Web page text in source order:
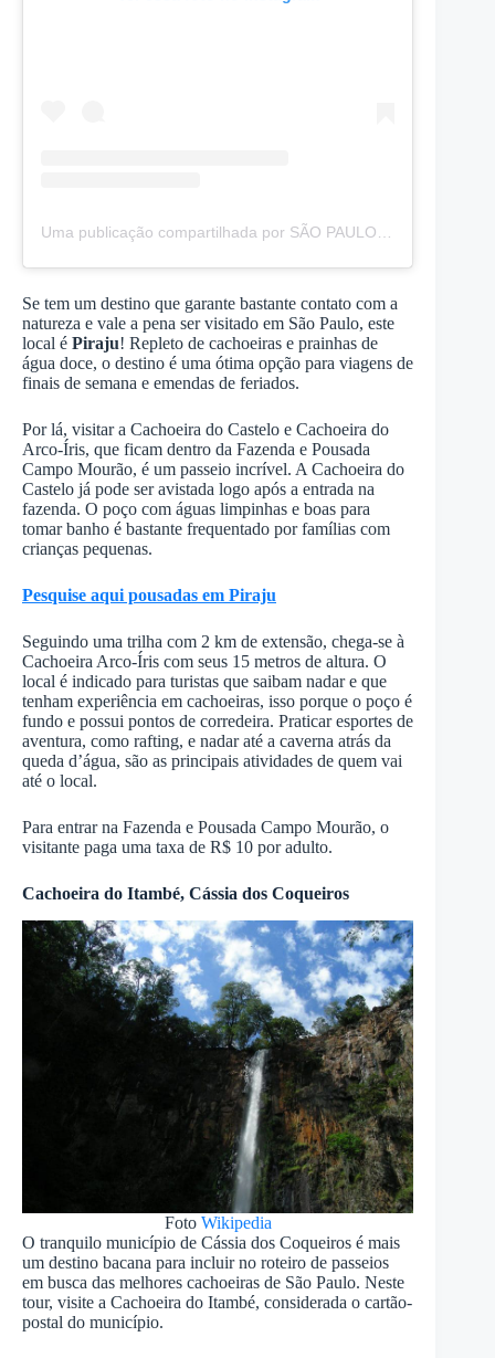
Se tem um destino que garante bastante contato com a
natureza e vale a pena ser visitado em São Paulo, este
local é Piraju! Repleto de cachoeiras e prainhas de
água doce, o destino é uma ótima opção para viagens de
finais de semana e emendas de feriados.
Por lá, visitar a Cachoeira do Castelo e Cachoeira do
Arco-Íris, que ficam dentro da Fazenda e Pousada
Campo Mourão, é um passeio incrível. A Cachoeira do
Castelo já pode ser avistada logo após a entrada na
fazenda. O poço com águas limpinhas e boas para
tomar banho é bastante frequentado por famílias com
crianças pequenas.
Pesquise aqui pousadas em Piraju
Seguindo uma trilha com 2 km de extensão, chega-se à
Cachoeira Arco-Íris com seus 15 metros de altura. O
local é indicado para turistas que saibam nadar e que
tenham experiência em cachoeiras, isso porque o poço é
fundo e possui pontos de corredeira. Praticar esportes de
aventura, como rafting, e nadar até a caverna atrás da
queda d’água, são as principais atividades de quem vai
até o local.
Para entrar na Fazenda e Pousada Campo Mourão, o
visitante paga uma taxa de R$ 10 por adulto.
Cachoeira do Itambé, Cássia dos Coqueiros
Foto Wikipedia
O tranquilo município de Cássia dos Coqueiros é mais
um destino bacana para incluir no roteiro de passeios
em busca das melhores cachoeiras de São Paulo. Neste
tour, visite a Cachoeira do Itambé, considerada o cartão-
postal do município.